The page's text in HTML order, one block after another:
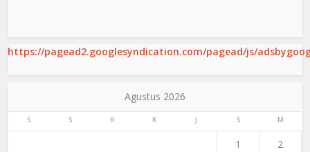
https://pagead2.googlesyndication.com/pagead/js/
Agustus 2026
S S R K J S M
1 2